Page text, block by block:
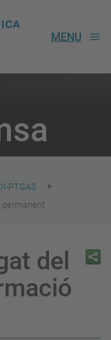
MENU
PTGAS
permanent
del